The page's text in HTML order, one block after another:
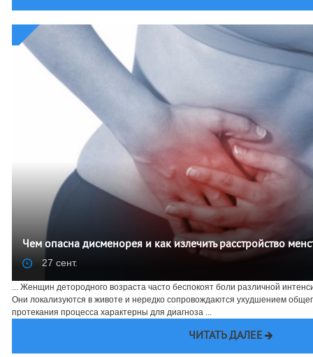
Чем опасна дисменорея и как излечить расстройство
27 сент.
... Женщин детородного возраста часто беспокоят боли различной
Они локализуются в животе и нередко сопровождаются ухудшением
протекания процесса характерны для диагноза ...
ЧИТАТЬ ДАЛЕЕ